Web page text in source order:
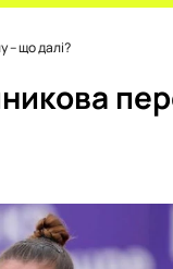
– що далі?